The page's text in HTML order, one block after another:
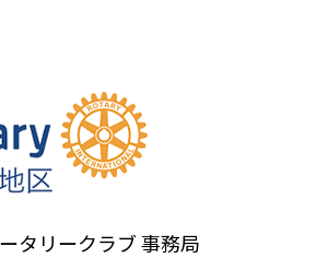
タリークラブ 事務局